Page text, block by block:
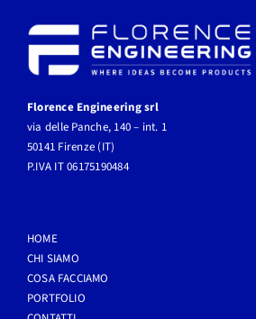
Florence Engineering srl
via delle Panche, 140 – int. 1
50141 Firenze (IT)
P.IVA IT 06175190484
HOME
CHI SIAMO
COSA FACCIAMO
PORTFOLIO